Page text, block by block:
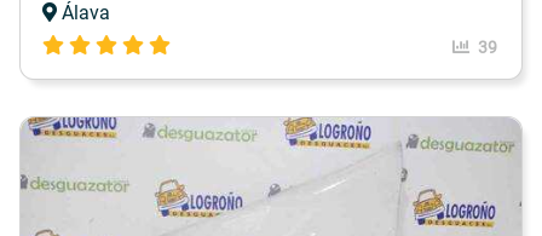
Álava
39